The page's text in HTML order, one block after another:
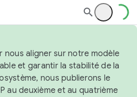
nous aligner sur notre modèle
et garantir la stabilité de la
nous publierons le
au deuxième et au quatrième